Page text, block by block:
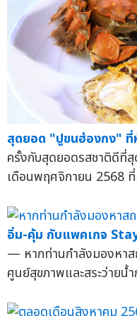
สุดยอด "ปูขนฮ่องกง" ที่
ครั้งกับสุดยอดรสชาติดีที่
เดือนพฤศจิกายน 2568
อิ่ม-คุ้ม กับแพคเกจ
— หากท่านกำลังมองหา
ศูนย์สุขภาพและสระว่ายน้